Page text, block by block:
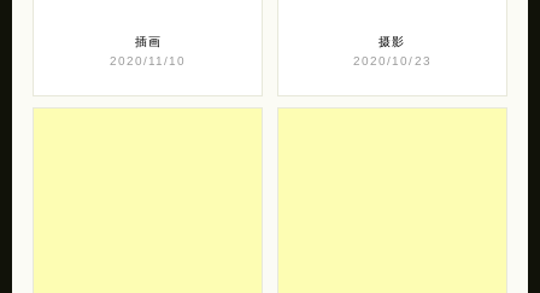
插画
2020/11/10
摄影
2020/10/23